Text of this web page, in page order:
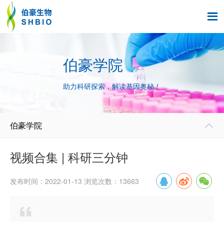

伯豪学院
助力科研探索，解读基因奥秘！
伯豪学院 
视频合集 | 科研三分钟
发布时间：2022-01-13 浏览次数：13663
